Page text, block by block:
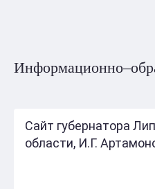
Сайт губернатора
области, И.Г.